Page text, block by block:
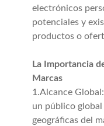
electrónicos
potenciales y
productos o
La Importancia
Marcas
1.Alcance
un público
geográficas del